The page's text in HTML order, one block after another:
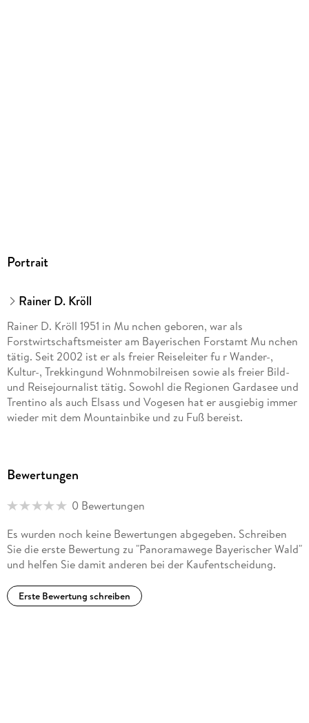
Portrait
Rainer D. Kröll
Rainer D. Kröll 1951 in Mu nchen geboren, war als
Forstwirtschaftsmeister am Bayerischen Forstamt Mu nchen
tätig. Seit 2002 ist er als freier Reiseleiter fu r Wander-,
Kultur-, Trekkingund Wohnmobilreisen sowie als freier Bild-
und Reisejournalist tätig. Sowohl die Regionen Gardasee und
Trentino als auch Elsass und Vogesen hat er ausgiebig immer
wieder mit dem Mountainbike und zu Fuß bereist.
Bewertungen
0 Bewertungen
Es wurden noch keine Bewertungen abgegeben. Schreiben
Sie die erste Bewertung zu "Panoramawege Bayerischer Wald"
und helfen Sie damit anderen bei der Kaufentscheidung.
Erste Bewertung schreiben